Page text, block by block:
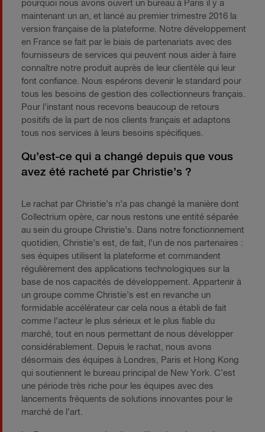
pourquoi nous avons ouvert un bureau à Paris il y a
maintenant un an, et lancé au premier trimestre 2016 la
version française de la plateforme. Notre développement
en France se fait par le biais de partenariats avec des
fournisseurs de services qui peuvent nous aider à faire
connaître notre produit auprès de leur clientèle qui leur
font confiance. Nous espérons devenir le standard pour
tous les besoins de gestion des collectionneurs français.
Pour l’instant nous recevons beaucoup de retours
positifs de la part de nos clients français et adaptons
tous nos services à leurs besoins spécifiques.
Qu’est-ce qui a changé depuis que vous
avez été racheté par Christie’s ?
Le rachat par Christie’s n’a pas changé la manière dont
Collectrium opère, car nous restons une entité séparée
au sein du groupe Christie’s. Dans notre fonctionnement
quotidien, Christie’s est, de fait, l’un de nos partenaires :
ses équipes utilisent la plateforme et commandent
régulièrement des applications technologiques sur la
base de nos capacités de développement. Appartenir à
un groupe comme Christie’s est en revanche un
formidable accélérateur car cela nous a établi de fait
comme l’acteur le plus sérieux et le plus fiable du
marché, tout en nous permettant de nous développer
considérablement. Depuis le rachat, nous avons
désormais des équipes à Londres, Paris et Hong Kong
qui soutiennent le bureau principal de New York. C’est
une période très riche pour les équipes avec des
lancements fréquents de solutions innovantes pour le
marché de l’art.